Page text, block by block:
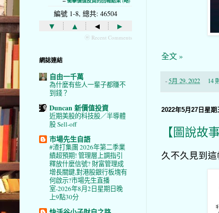
全文 »
-5月 29, 2022 14
2022年5月27日星期
【圖說故
久不久見到
編號 1-8, 總共: 46504
▾ ▴ ◂ ▸
ⓦ Recent Comments
網誌連結
自由一千萬
為什麼有些人一輩子都賺不
到錢？
Duncan 新價值投資
近期美股的科技股／半導體
股 Sell-off
市場先生自語
#渣打集團 2026年第二季業
績超預期! 管理層上調指引
釋放什麼信號? 財富管理成
增長關鍵,對港股銀行板塊有
何啟示?市場先生直播
室-2026年8月2日星期日晚
上9點30分